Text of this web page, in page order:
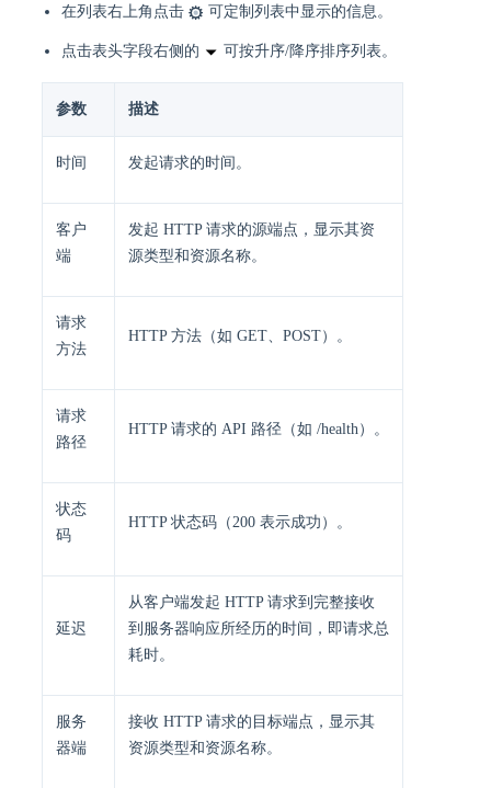
在列表右上角点击 可定制列表中显示的信息。
点击表头字段右侧的 可按升序/降序排序列表。
参数 描述 ​
​时间​​ 发起请求的时间。 ​
​客户
端​​
发起 HTTP 请求的源端点，显示其资
源类型和资源名称。 ​
​请求
方法​​
HTTP 方法（如 GET、POST）。
请求
路径
HTTP 请求的 API 路径（如 /health）。 ​
​状态
码​
HTTP 状态码（200 表示成功）。 ​
​延迟​​
从客户端发起 HTTP 请求到完整接收
到服务器响应所经历的时间，即​​请求总
耗时​​。
服务
器端
接收 HTTP 请求的目标端点，显示其
资源类型和资源名称。